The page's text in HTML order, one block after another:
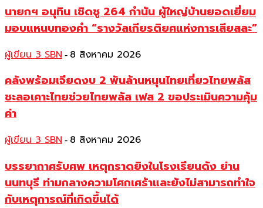
นายกฯ อนุทิน เชิดชู 264 กำนัน ผู้ใหญ่บ้านยอดเยี่ยม
มอบแหนบทองคำ “รางวัลเกียรติยศแห่งการเสียสละ”
ผู้เขียน 3 SBN - 8 สิงหาคม 2026
คลังพร้อมเจียดงบ 2 พันล้านหนุนไทยเที่ยวไทยพลัส
ชะลอเคาะไทยช่วยไทยพลัส เฟส 2 ขอประเมินความคุ้ม
ค่า
ผู้เขียน 3 SBN - 8 สิงหาคม 2026
บรรยากาศรับศพ เหตุกราดยิงในโรงเรียนดัง ย่าน
นนทบุรี ท่ามกลางความโศกเศร้าและยังไม่สามารถทำใจ
กับเหตุการณ์ที่เกิดขึ้นได้